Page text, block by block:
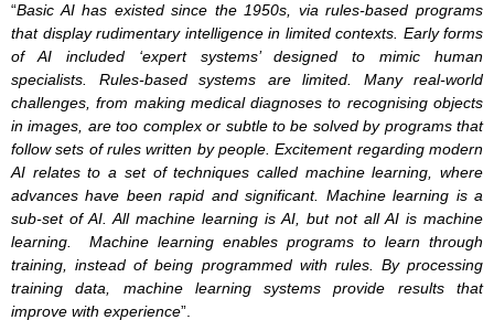
“Basic AI has existed since the 1950s, via rules-based programs
that display rudimentary intelligence in limited contexts. Early forms
of AI included ‘expert systems’ designed to mimic human
specialists. Rules-based systems are limited. Many real-world
challenges, from making medical diagnoses to recognising objects
in images, are too complex or subtle to be solved by programs that
follow sets of rules written by people. Excitement regarding modern
AI relates to a set of techniques called machine learning, where
advances have been rapid and significant. Machine learning is a
sub-set of AI. All machine learning is AI, but not all AI is machine
learning. Machine learning enables programs to learn through
training, instead of being programmed with rules. By processing
training data, machine learning systems provide results that
improve with experience”.